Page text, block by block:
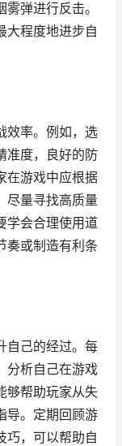
弹进行反击。
大程度地进步自
效率。例如，选
准度，良好的防
在游戏中应根据
尽量寻找高质量
学会合理使用道
奏或制造有利条
自己的经过。每
分析自己在游戏
够帮助玩家从失
导。定期回顾游
巧，可以帮助自